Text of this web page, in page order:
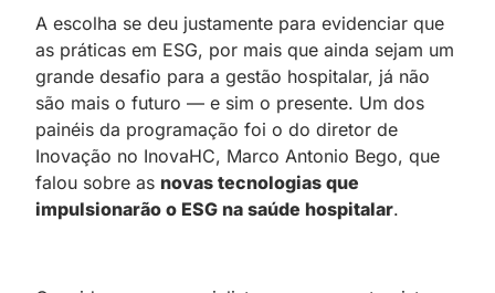
A escolha se deu justamente para evidenciar que
as práticas em ESG, por mais que ainda sejam um
grande desafio para a gestão hospitalar, já não
são mais o futuro — e sim o presente. Um dos
painéis da programação foi o do diretor de
Inovação no InovaHC, Marco Antonio Bego, que
falou sobre as novas tecnologias que
impulsionarão o ESG na saúde hospitalar.